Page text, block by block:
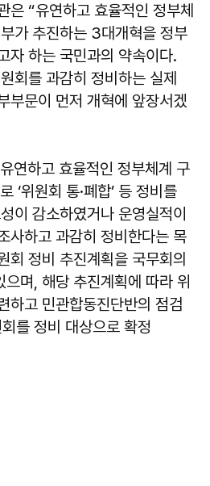
은 “유연하고 효율적인 정부체
가 추진하는 3대개혁을 정부
자 하는 국민과의 약속이다.
회를 과감히 정비하는 실제
부문이 먼저 개혁에 앞장서겠
연하고 효율적인 정부체계 구
‘위원회 통·폐합’ 등 정비를
이 감소하였거나 운영실적이
사하고 과감히 정비한다는 목
회 정비 추진계획을 국무회의
며, 해당 추진계획에 따라 위
하고 민관합동진단반의 점검
를 정비 대상으로 확정